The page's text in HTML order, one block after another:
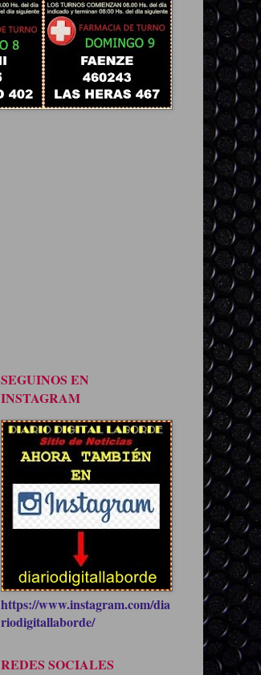
SEGUINOS EN
INSTAGRAM
https://www.instagram.com/dia
riodigitallaborde/
REDES SOCIALES